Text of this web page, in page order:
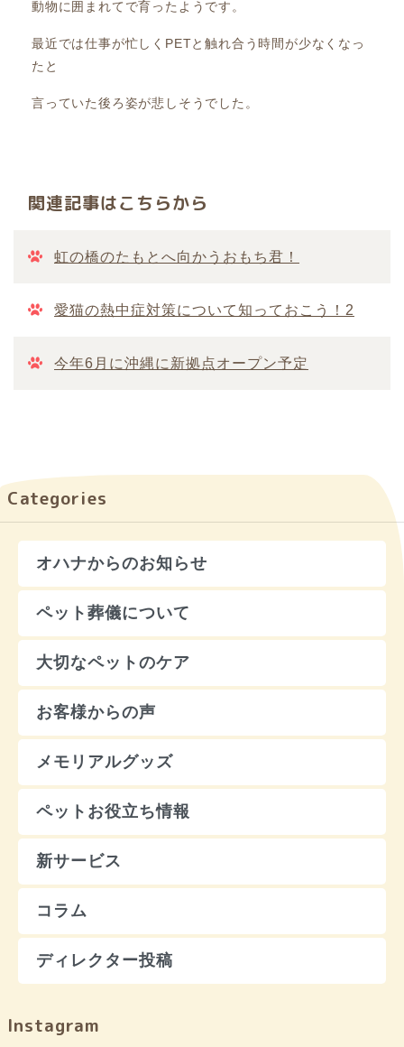
動物に囲まれてで育ったようです。
最近では仕事が忙しくPETと触れ合う時間が少なくなっ
たと
言っていた後ろ姿が悲しそうでした。
関連記事はこちらから
虹の橋のたもとへ向かうおもち君！
愛猫の熱中症対策について知っておこう！2
今年6月に沖縄に新拠点オープン予定
Categories
オハナからのお知らせ
ペット葬儀について
大切なペットのケア
お客様からの声
メモリアルグッズ
ペットお役立ち情報
新サービス
コラム
ディレクター投稿
Instagram